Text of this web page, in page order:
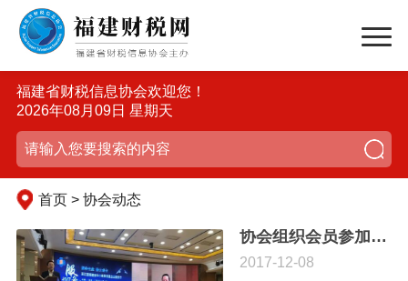
福建省财税信息协会欢迎您！
2026年08月09日 星期天
首页 > 协会动态
协会组织会员参加2017第三届福建省中小商贸流通企业服务节启动仪式
2017-12-08